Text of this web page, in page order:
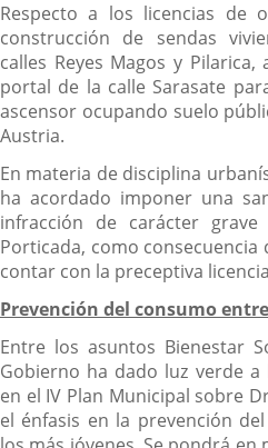
Respecto a los licencias de
construcción de sendas
calles Reyes Magos y
portal de la calle Sarasate
ascensor ocupando suelo
Austria.
En materia de disciplina
ha acordado imponer una
infracción de carácter
Porticada, como consecuencia
contar con la preceptiva
Prevención del consumo
Entre los asuntos Bienestar
Gobierno ha dado luz verde a
en el IV Plan Municipal sobre
el énfasis en la prevención